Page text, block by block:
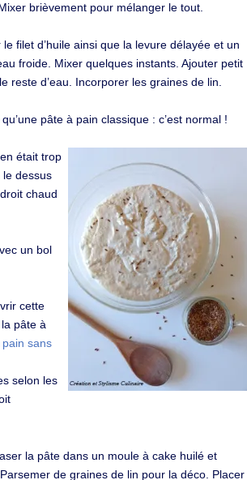
brièvement pour mélanger le tout.
le filet d’huile ainsi que la levure délayée et un
froide. Mixer quelques instants. Ajouter petit
reste d’eau. Incorporer les graines de lin.
pâte à pain classique : c’est normal !
était trop
dessus
chaud
un bol
cette
pâte à
sans
selon les
la pâte dans un moule à cake huilé et
de graines de lin pour la déco. Placer